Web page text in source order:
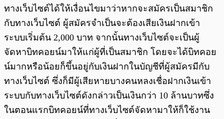
ทางเว็บไซต์ได้ให้เงื่อนไขมาว่าหากจะสมัครเป็นสมาชิก
กับทางเว็บไซต์ ผู้สมัครจำเป็นจะต้องเสียเงินฝากเข้า
ระบบเริ่มต้น 2,000 บาท จากนั้นทางเว็บไซต์จะเป็นผู้
จัดหาบิทคอยน์มาให้แก่ผู้ที่เป็นสมาชิก โดยจะได้บิทคอย
น์มากหรือน้อยก็ขึ้นอยู่กับเงินฝากในบัญชีที่ผู้สมัครมีกับ
ทางเว็บไซต์ ซึ่งก็มีผู้เสียหายบางคนหลงเชื่อฝากเงินเข้า
ระบบกับทางเว็บไซต์ดังกล่าวเป็นเงินกว่า 10 ล้านบาทซึ่ง
ในตอนแรกบิทคอยน์ที่ทางเว็บไซต์จัดหามาให้ก็ใช้งาน